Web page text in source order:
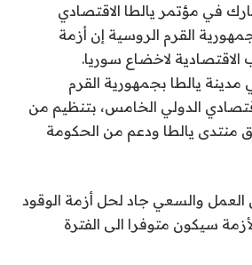
في مؤتمر يالطا الاقتصادي
القرم الروسية إن أزمة
لاخضاع سوريا.
مدينة يالطا بجمهورية القرم
الدولي الخامس، بتنظيم من
منتدى يالطا ودعم من الحكومة
العمل والسعي جاد لحل أزمة الوقود
سيكون متوفرا الى الفترة